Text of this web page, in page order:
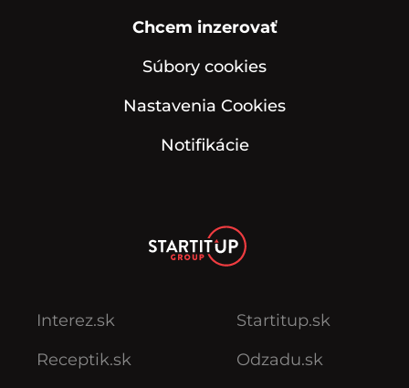
Chcem inzerovať
Súbory cookies
Nastavenia Cookies
Notifikácie
Interez.sk
Receptik.sk
Startitup.sk
Odzadu.sk